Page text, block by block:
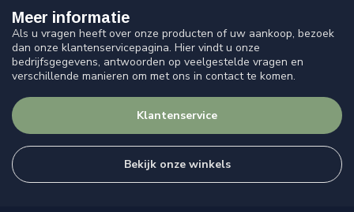
Meer informatie
Als u vragen heeft over onze producten of uw aankoop, bezoek
dan onze klantenservicepagina. Hier vindt u onze
bedrijfsgegevens, antwoorden op veelgestelde vragen en
verschillende manieren om met ons in contact te komen.
Klantenservice
Bekijk onze winkels